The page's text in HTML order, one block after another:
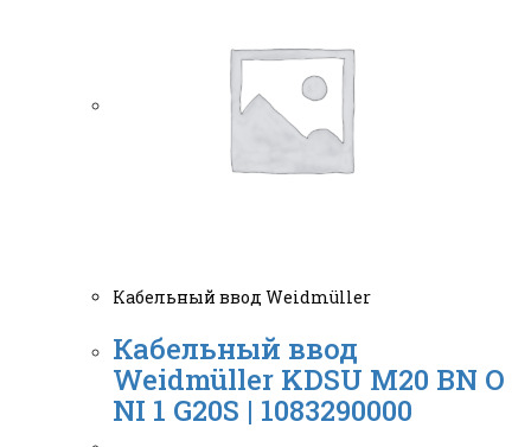
Кабельный ввод Weidmüller
Кабельный ввод
Weidmüller KDSU M20 BN O
NI 1 G20S | 1083290000